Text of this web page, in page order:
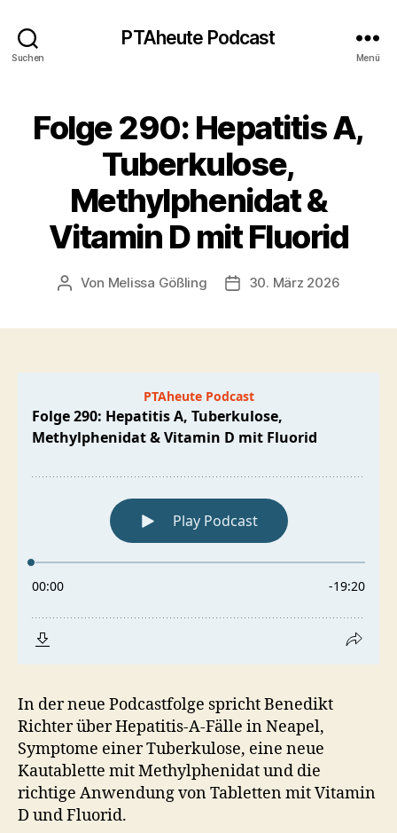
Suchen
PTAheute Podcast
Menü
Folge 290: Hepatitis A,
Tuberkulose,
Methylphenidat &
Vitamin D mit Fluorid
Beitragsautor
Von Melissa Gößling Veröffentlichungsdatum
30. März 2026
In der neue Podcastfolge spricht Benedikt
Richter über Hepatitis-A-Fälle in Neapel,
Symptome einer Tuberkulose, eine neue
Kautablette mit Methylphenidat und die
richtige Anwendung von Tabletten mit Vitamin
D und Fluorid.